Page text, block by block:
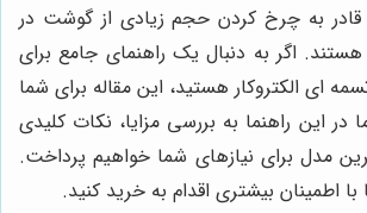
به چرخ کردن حجم زیادی از گوشت در
اگر به دنبال یک راهنمای جامع برای
ای الکتروکار هستید، این مقاله برای شما
این راهنما به بررسی مزایا، نکات کلیدی
مدل برای نیازهای شما خواهیم پرداخت.
با اطمینان بیشتری اقدام به خرید کنید.